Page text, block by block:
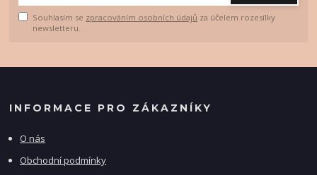
Souhlasím se zpracováním osobních údajů za účelem rozesílky
newsletteru.
INFORMACE PRO ZÁKAZNÍKY
O nás
Obchodní podmínky